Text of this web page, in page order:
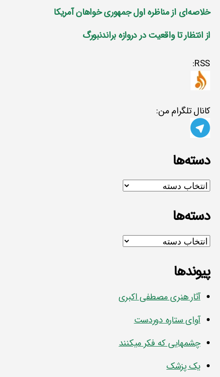
خلاصه‌ای از مناظره اول جمهوری خواهان آمریکا
از انتظار تا واقعیت در دروازه براندنبورگ
RSS:
کانال تلگرام من:
دسته‌ها
دسته‌ها
دسته‌ها
دسته‌ها
پیوندها
آثار هنری مصطفی اکبری
آوای ستاره دوردست
چشمهایی که فکر میکنند
یک پزشک